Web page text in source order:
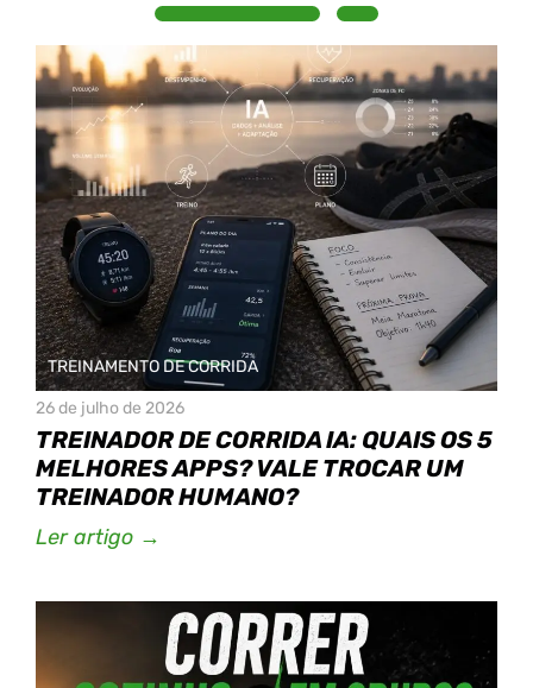
TREINAMENTO DE CORRIDA
26 de julho de 2026
TREINADOR DE CORRIDA IA: QUAIS OS 5
MELHORES APPS? VALE TROCAR UM
TREINADOR HUMANO?
Ler artigo →